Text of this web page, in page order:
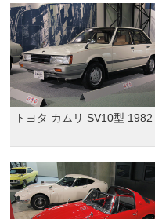
トヨタ カムリ SV10型 1982